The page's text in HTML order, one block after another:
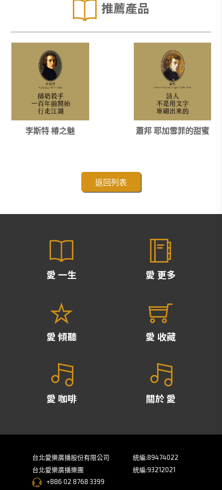
推薦產品
李斯特 椿之魅 蕭邦 耶加雪菲的甜蜜
返回列表
愛 一生 愛 更多
愛 傾聽 愛 收藏
愛 咖啡 關於 愛
台北愛樂廣播股份有限公司
統編:89474022
台北愛樂廣播樂團
統編:93212021
+886 02 8768 3399